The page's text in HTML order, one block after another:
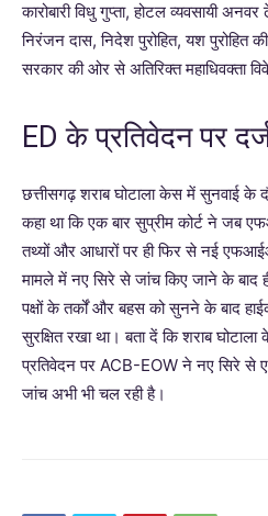
कारोबारी विधु गुप्ता, होटल व्यवसायी
निरंजन दास, निदेश पुरोहित, यश पुरोहित
सरकार की ओर से अतिरिक्त महाधिवक्ता
ED के प्रतिवेदन पर
छत्तीसगढ़ शराब घोटाला केस में सुनवाई के
कहा था कि एक बार सुप्रीम कोर्ट ने जब
तथ्यों और आधारों पर ही फिर से नई
मामले में नए सिरे से जांच किए जाने के बाद
पक्षों के तर्कों और बहस को सुनने के बाद
सुरक्षित रखा था। बता दें कि शराब
प्रतिवेदन पर ACB-EOW ने नए सिरे
जांच अभी भी चल रही है।